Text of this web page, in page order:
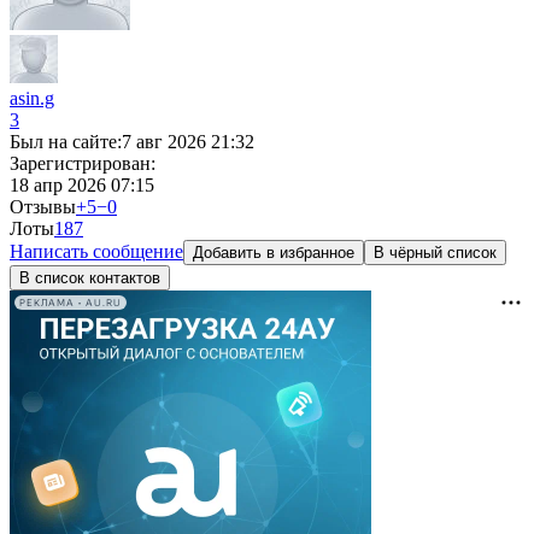
asin.g
3
Был на сайте:7 авг 2026 21:32
Зарегистрирован:
18 апр 2026 07:15
Отзывы+5−0
Лоты187
Написать сообщение Добавить в избранное
В чёрный список
В список контактов
РЕКЛАМА • AU.RU